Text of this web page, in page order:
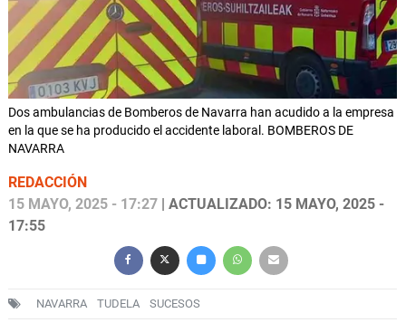
Dos ambulancias de Bomberos de Navarra han acudido a la empresa
en la que se ha producido el accidente laboral. BOMBEROS DE
NAVARRA
REDACCIÓN
15 MAYO, 2025 - 17:27 | ACTUALIZADO: 15 MAYO, 2025 -
17:55
NAVARRA TUDELA SUCESOS